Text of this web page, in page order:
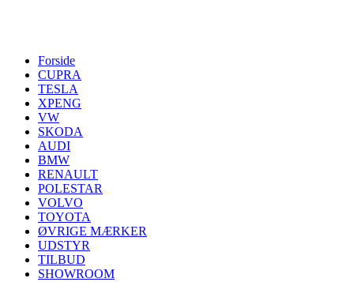
Forside
CUPRA
TESLA
XPENG
VW
SKODA
AUDI
BMW
RENAULT
POLESTAR
VOLVO
TOYOTA
ØVRIGE MÆRKER
UDSTYR
TILBUD
SHOWROOM